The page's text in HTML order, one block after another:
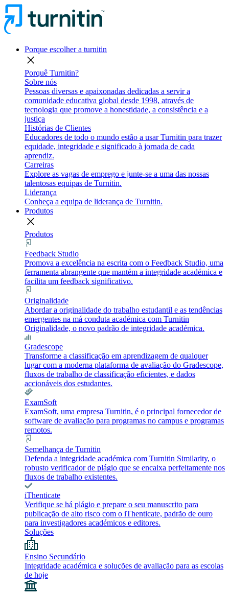
Porque escolher a turnitin
close
Porquê Turnitin?
Sobre nós
Pessoas diversas e apaixonadas dedicadas a servir a
comunidade educativa global desde 1998, através de
tecnologia que promove a honestidade, a consistência e a
justiça
Histórias de Clientes
Educadores de todo o mundo estão a usar Turnitin para trazer
equidade, integridade e significado à jornada de cada
aprendiz.
Carreiras
Explore as vagas de emprego e junte-se a uma das nossas
talentosas equipas de Turnitin.
Liderança
Conheça a equipa de liderança de Turnitin.
Produtos
close
Produtos
Feedback Studio
Promova a excelência na escrita com o Feedback Studio, uma
ferramenta abrangente que mantém a integridade académica e
facilita um feedback significativo.
Originalidade
Abordar a originalidade do trabalho estudantil e as tendências
emergentes na má conduta académica com Turnitin
Originalidade, o novo padrão de integridade académica.
Gradescope
Transforme a classificação em aprendizagem de qualquer
lugar com a moderna plataforma de avaliação do Gradescope,
fluxos de trabalho de classificação eficientes, e dados
accionáveis dos estudantes.
ExamSoft
ExamSoft, uma empresa Turnitin, é o principal fornecedor de
software de avaliação para programas no campus e programas
remotos.
Semelhança de Turnitin
Defenda a integridade académica com Turnitin Similarity, o
robusto verificador de plágio que se encaixa perfeitamente nos
fluxos de trabalho existentes.
iThenticate
Verifique se há plágio e prepare o seu manuscrito para
publicação de alto risco com o iThenticate, padrão de ouro
para investigadores académicos e editores.
Soluções
Ensino Secundário
Integridade académica e soluções de avaliação para as escolas
de hoje